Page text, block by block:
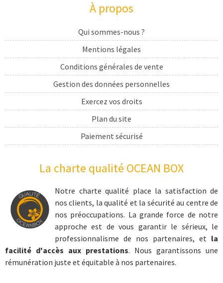
À propos
Qui sommes-nous ?
Mentions légales
Conditions générales de vente
Gestion des données personnelles
Exercez vos droits
Plan du site
Paiement sécurisé
cadeau sport
coffret cadeau extrême
cadeau sports nautiques
cadeau aventure
coffret cadeau prestige
Kite surf
coffret cadeau kite surf
La charte qualité OCEAN BOX
Notre charte qualité place la satisfaction de
nos clients, la qualité et la sécurité au centre de
nos préoccupations. La grande force de notre
approche est de vous garantir le sérieux, le
professionnalisme de nos partenaires, et la
facilité d'accès aux prestations. Nous garantissons une
rémunération juste et équitable à nos partenaires.